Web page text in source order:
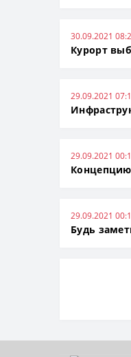
30.09.2021
Курорт
29.09.2021
29.09.2021
29.09.2021
Будь